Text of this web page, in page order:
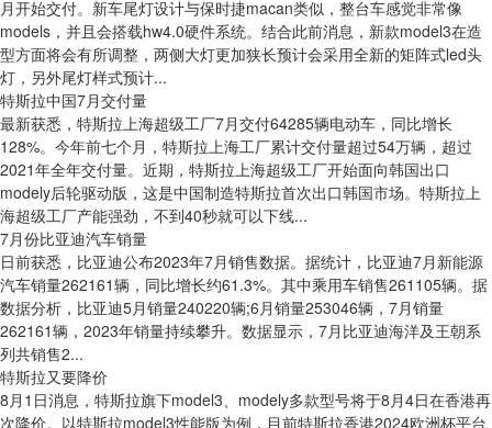
月开始交付。新车尾灯设计与保时捷macan类似，整台车感觉非常像
models，并且会搭载hw4.0硬件系统。结合此前消息，新款model3在造
型方面将会有所调整，两侧大灯更加狭长预计会采用全新的矩阵式led头
灯，另外尾灯样式预计...
特斯拉中国7月交付量
最新获悉，特斯拉上海超级工厂7月交付64285辆电动车，同比增长
128%。今年前七个月，特斯拉上海工厂累计交付量超过54万辆，超过
2021年全年交付量。近期，特斯拉上海超级工厂开始面向韩国出口
modely后轮驱动版，这是中国制造特斯拉首次出口韩国市场。特斯拉上
海超级工厂产能强劲，不到40秒就可以下线...
7月份比亚迪汽车销量
日前获悉，比亚迪公布2023年7月销售数据。据统计，比亚迪7月新能源
汽车销量262161辆，同比增长约61.3%。其中乘用车销售261105辆。据
数据分析，比亚迪5月销量240220辆;6月销量253046辆，7月销量
262161辆，2023年销量持续攀升。数据显示，7月比亚迪海洋及王朝系
列共销售2...
特斯拉又要降价
8月1日消息，特斯拉旗下model3、modely多款型号将于8月4日在香港再
次降价。以特斯拉model3性能版为例，目前特斯拉香港2024欧洲杯平台